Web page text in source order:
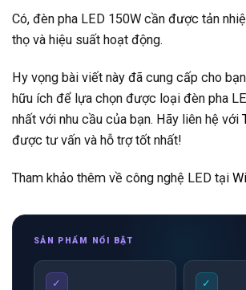
Có, đèn pha LED 150W cần được tản
thọ và hiệu suất hoạt động.
Hy vọng bài viết này đã cung cấp cho
hữu ích để lựa chọn được loại đèn pha
nhất với nhu cầu của bạn. Hãy liên hệ với
được tư vấn và hỗ trợ tốt nhất!
Tham khảo thêm về công nghệ LED tại
SẢN PHẨM NỔI BẬT
✓ ✓